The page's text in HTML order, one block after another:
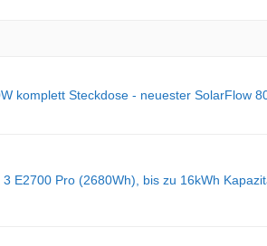
komplett Steckdose - neuester SolarFlow
E2700 Pro (2680Wh), bis zu 16kWh